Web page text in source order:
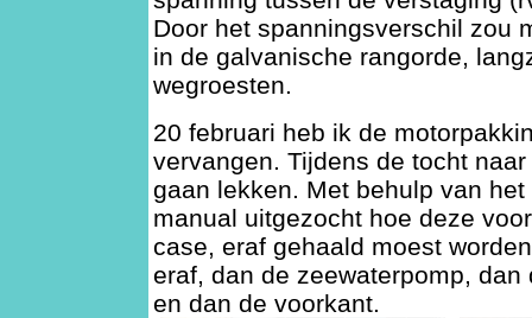
Door het spanningsverschil zou
in de galvanische rangorde,
wegroesten.
20 februari heb ik de
vervangen. Tijdens de tocht
gaan lekken. Met behulp van het
manual uitgezocht hoe deze
case, eraf gehaald moest
eraf, dan de zeewaterpomp, dan
en dan de voorkant.